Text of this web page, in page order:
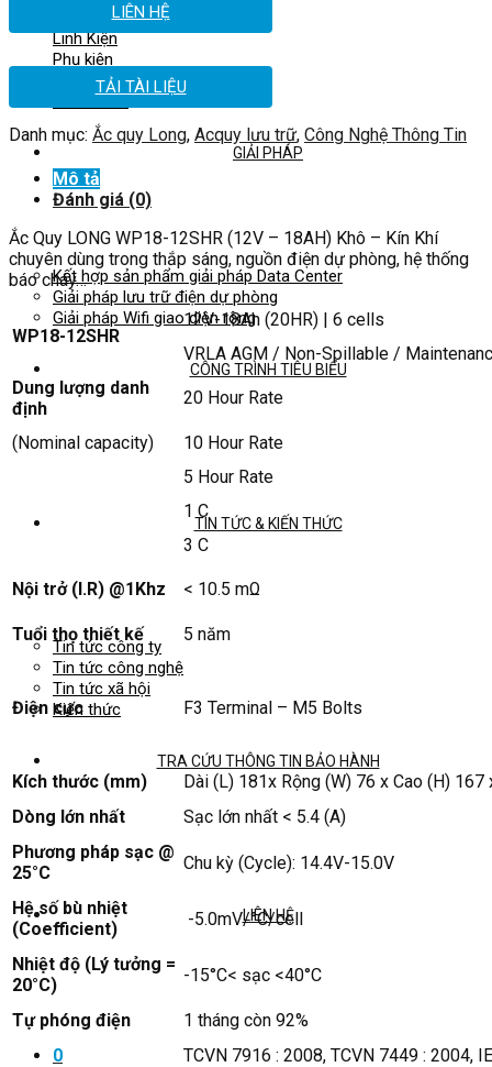
Công Nghệ Thông Tin
Linh Kiện
Phụ kiện
Giải Pháp Văn Phòng
Đèn NLMT
GIẢI PHÁP
Kết hợp sản phẩm giải pháp Data Center
Giải pháp lưu trữ điện dự phòng
Giải pháp Wifi giao diện rộng
CÔNG TRÌNH TIÊU BIỂU
TIN TỨC & KIẾN THỨC
Tin tức công ty
Tin tức công nghệ
Tin tức xã hội
Kiến thức
TRA CỨU THÔNG TIN BẢO HÀNH
LIÊN HỆ
0
LIÊN HỆ
TẢI TÀI LIỆU
Danh mục: Ắc quy Long, Acquy lưu trữ, Công Nghệ Thông Tin
Mô tả
Đánh giá (0)
Ắc Quy LONG WP18-12SHR (12V – 18AH) Khô – Kín Khí
chuyên dùng trong thắp sáng, nguồn điện dự phòng, hệ thống
báo cháy…
WP18-12SHR
12V-18Ah (20HR) | 6 cells
VRLA AGM / Non-Spillable /
Dung lượng danh
định
20 Hour Rate
(Nominal capacity)
10 Hour Rate
5 Hour Rate
1 C
3 C
Nội trở (I.R) @1Khz < 10.5 mΩ
Tuổi thọ thiết kế 5 năm
Điện cực F3 Terminal – M5 Bolts
Kích thước (mm)
Dài (L) 181x Rộng (W) 76 x Cao (H)
Dòng lớn nhất
Sạc lớn nhất < 5.4 (A)
Phương pháp sạc @
25°C
Chu kỳ (Cycle): 14.4V-15.0V
Hệ số bù nhiệt
(Coefficient)
-5.0mV/°C/cell
Nhiệt độ (Lý tưởng =
20°C)
-15°C< sạc <40°C
Tự phóng điện 1 tháng còn 92%
TCVN 7916 : 2008, TCVN 7449 : 2004,